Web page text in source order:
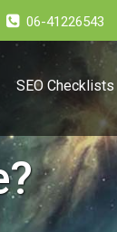
06-41226543
SEO Checklists